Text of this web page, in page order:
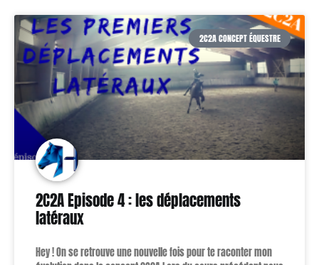
2C2A CONCEPT ÉQUESTRE
2C2A Episode 4 : les déplacements
latéraux
Hey ! On se retrouve une nouvelle fois pour te raconter mon